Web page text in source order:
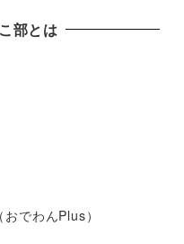
部とは
でわんPlus）